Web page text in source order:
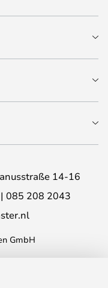
14-16
085 208 2043
GmbH